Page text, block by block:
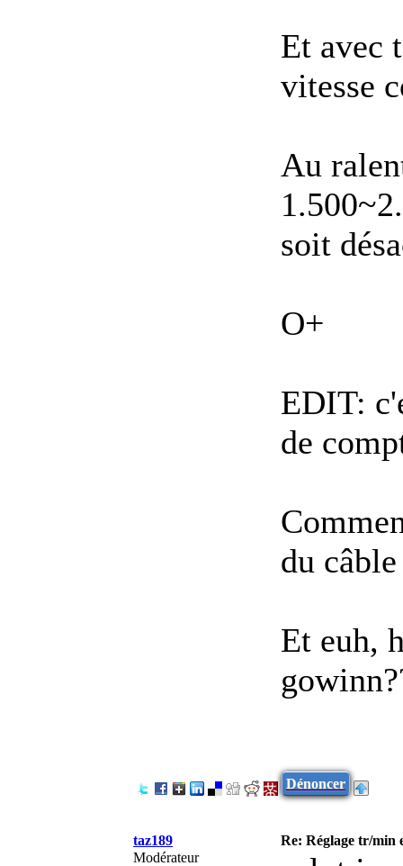
Et avec
vitesse
Au
soit
O+
EDIT:
de
du
Et euh,
Dénoncer
taz189
Re: Réglage tr/min
Modérateur